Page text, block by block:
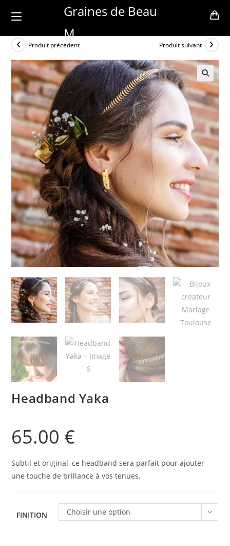
Graines de Beau
M
Produit précédent Produit suivant
Headband Yaka
65.00 €
Subtil et original, ce headband sera parfait pour ajouter
une touche de brillance à vos tenues.
FINITION Choisir une option